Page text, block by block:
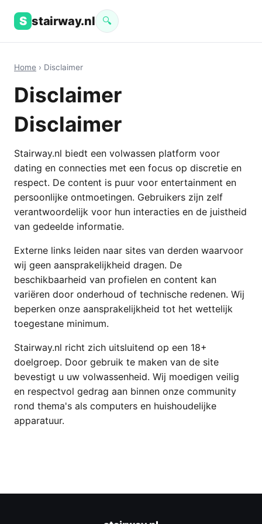
S stairway.nl 🔍
Home › Disclaimer
Disclaimer
Disclaimer
Stairway.nl biedt een volwassen platform voor
dating en connecties met een focus op discretie en
respect. De content is puur voor entertainment en
persoonlijke ontmoetingen. Gebruikers zijn zelf
verantwoordelijk voor hun interacties en de juistheid
van gedeelde informatie.
Externe links leiden naar sites van derden waarvoor
wij geen aansprakelijkheid dragen. De
beschikbaarheid van profielen en content kan
variëren door onderhoud of technische redenen. Wij
beperken onze aansprakelijkheid tot het wettelijk
toegestane minimum.
Stairway.nl richt zich uitsluitend op een 18+
doelgroep. Door gebruik te maken van de site
bevestigt u uw volwassenheid. Wij moedigen veilig
en respectvol gedrag aan binnen onze community
rond thema's als computers en huishoudelijke
apparatuur.